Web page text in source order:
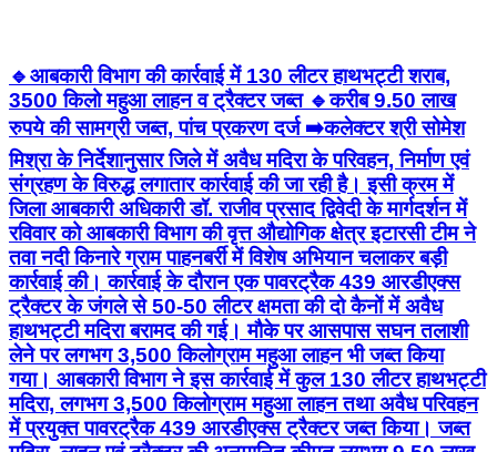
🔹आबकारी विभाग की कार्रवाई में 130 लीटर हाथभट्टी शराब,
3500 किलो महुआ लाहन व ट्रैक्टर जब्त 🔹करीब 9.50 लाख
रुपये की सामग्री जब्त, पांच प्रकरण दर्ज ➡️कलेक्टर श्री सोमेश
मिश्रा के निर्देशानुसार जिले में अवैध मदिरा के परिवहन, निर्माण एवं
संग्रहण के विरुद्ध लगातार कार्रवाई की जा रही है। इसी क्रम में
जिला आबकारी अधिकारी डॉ. राजीव प्रसाद द्विवेदी के मार्गदर्शन में
रविवार को आबकारी विभाग की वृत्त औद्योगिक क्षेत्र इटारसी टीम ने
तवा नदी किनारे ग्राम पाहनबर्री में विशेष अभियान चलाकर बड़ी
कार्रवाई की। कार्रवाई के दौरान एक पावरट्रैक 439 आरडीएक्स
ट्रैक्टर के जंगले से 50-50 लीटर क्षमता की दो कैनों में अवैध
हाथभट्टी मदिरा बरामद की गई। मौके पर आसपास सघन तलाशी
लेने पर लगभग 3,500 किलोग्राम महुआ लाहन भी जब्त किया
गया। आबकारी विभाग ने इस कार्रवाई में कुल 130 लीटर हाथभट्टी
मदिरा, लगभग 3,500 किलोग्राम महुआ लाहन तथा अवैध परिवहन
में प्रयुक्त पावरट्रैक 439 आरडीएक्स ट्रैक्टर जब्त किया। जब्त